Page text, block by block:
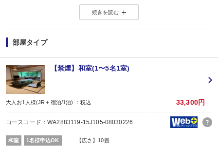
※当選した方には各期終了後の翌月中旬頃にメールにてご連絡いたします。
当選した場合は、ご当地名産品発送のため、お客様の氏名・住所・電話番号
ご当地名産品発送以外の目的では使用いたしません。
※「＠nta.co.jp」よりメールをお送りいたしますので、ドメイン受信設定を
※
ご当地名産品キャンペーンサイト 詳しくはこちら
【連泊がお得♪】
2泊以上でお申し込みできる、お得なプランです。
※1泊でのご予約はできません
※すべての宿泊日が同一条件となります。
【お宿からのお楽しみメニュー】
・ 賀寿の当月内にご宿泊の場合、還暦・喜寿・米寿のお祝いちゃんちゃんこ無
■夕食
なし
■朝食
続きを読む
部屋タイプ
【禁煙】和室(1〜5名1室)
大人お1人様(JR＋宿泊/1泊) ：税込 33,300円
コースコード：WA2883119-15J105-08030226
和室 1名様申込OK 【広さ】10畳